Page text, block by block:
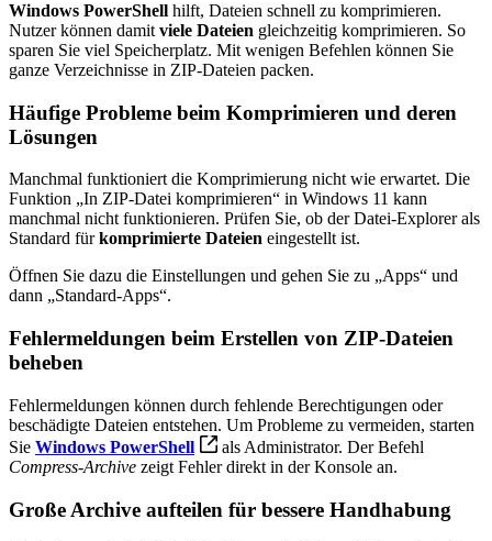
Windows PowerShell hilft, Dateien schnell zu komprimieren.
Nutzer können damit viele Dateien gleichzeitig komprimieren. So
sparen Sie viel Speicherplatz. Mit wenigen Befehlen können Sie
ganze Verzeichnisse in ZIP-Dateien packen.
Häufige Probleme beim Komprimieren und deren
Lösungen
Manchmal funktioniert die Komprimierung nicht wie erwartet. Die
Funktion „In ZIP-Datei komprimieren“ in Windows 11 kann
manchmal nicht funktionieren. Prüfen Sie, ob der Datei-Explorer als
Standard fürkomprimierte Dateien eingestellt ist.
Öffnen Sie dazu die Einstellungen und gehen Sie zu „Apps“ und
dann „Standard-Apps“.
Fehlermeldungen beim Erstellen von ZIP-Dateien
beheben
Fehlermeldungen können durch fehlende Berechtigungen oder
beschädigte Dateien entstehen. Um Probleme zu vermeiden, starten
Sie Windows PowerShell
als Administrator. Der Befehl
Compress-Archive zeigt Fehler direkt in der Konsole an.
Große Archive aufteilen für bessere Handhabung